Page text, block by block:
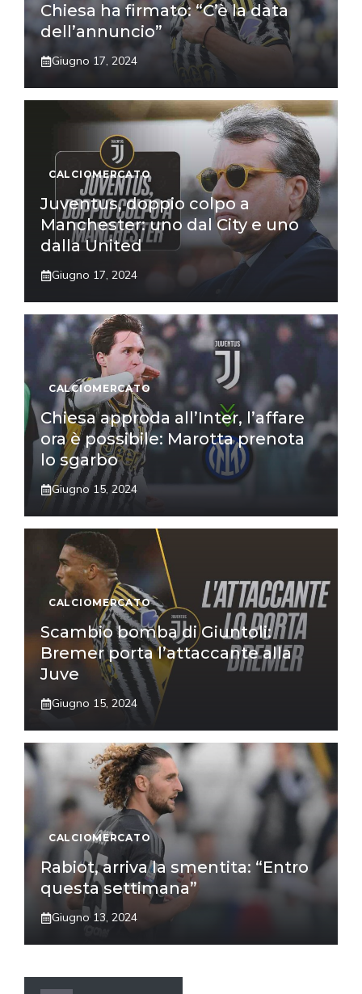
Chiesa ha firmato: “C’è la data
dell’annuncio”
Giugno 17, 2024
CALCIOMERCATO
Juventus, doppio colpo a
Manchester: uno dal City e uno
dalla United
Giugno 17, 2024
CALCIOMERCATO
Chiesa approda all’Inter, l’affare
ora è possibile: Marotta prenota
lo sgarbo
Giugno 15, 2024
CALCIOMERCATO
Scambio bomba di Giuntoli:
Bremer porta l’attaccante alla
Juve
Giugno 15, 2024
CALCIOMERCATO
Rabiot, arriva la smentita: “Entro
questa settimana”
Giugno 13, 2024